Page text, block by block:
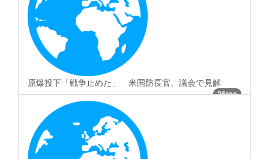
原爆投下「戦争止めた」 米国防長官、議会で見解
26res